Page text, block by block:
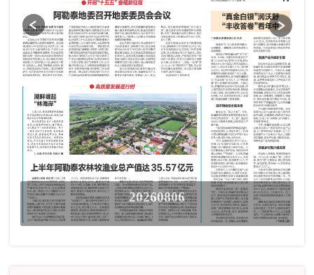
20260806